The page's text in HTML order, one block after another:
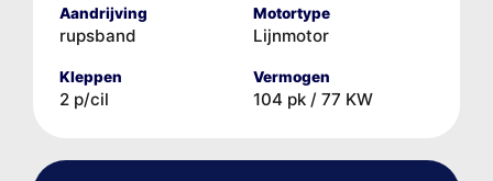
Aandrijving
rupsband
Motortype
Lijnmotor
Kleppen
2 p/cil
Vermogen
104 pk / 77 KW